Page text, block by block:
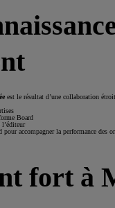
est le résultat d’une collaboration
Board
pour accompagner la performance des
fort à